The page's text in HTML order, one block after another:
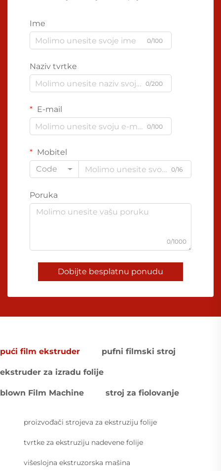
Ime
0/100
Naziv tvrtke
0/200
E-mail
0/100
Mobitel
Code
0/16
Poruka
0/1000
Dobijte besplatnu ponudu
pući film ekstruder pufni filmski stroj
ekstruder za izradu folije
blown Film Machine stroj za fiolovanje
proizvođači strojeva za ekstruziju folije
tvrtke za ekstruziju nadevene folije
višeslojna ekstruzorska mašina